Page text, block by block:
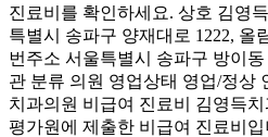
진료비를 확인하세요. 상호 김영
특별시 송파구 양재대로 1222, 올
번주소 서울특별시 송파구 방이동
관 분류 의원 영업상태 영업/정상
치과의원 비급여 진료비 김영득
평가원에 제출한 비급여 진료비